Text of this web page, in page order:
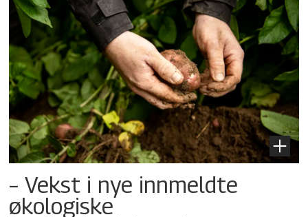
– Vekst i nye innmeldte
økologiske